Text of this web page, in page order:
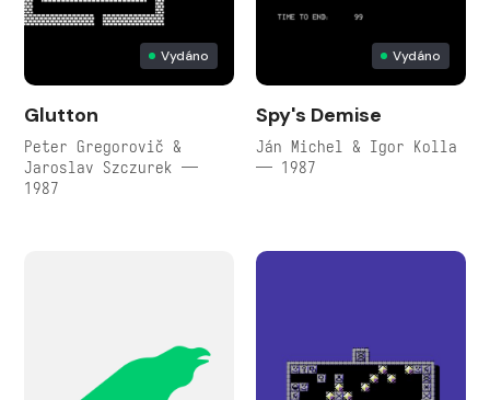
Vydáno
Glutton
Peter Gregorovič &
Jaroslav Szczurek —
1987
Vydáno
Spy's Demise
Ján Michel & Igor Kolla
— 1987